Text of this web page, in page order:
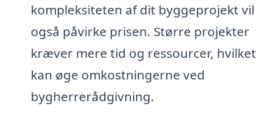
kompleksiteten af dit byggeprojekt vil
også påvirke prisen. Større projekter
kræver mere tid og ressourcer, hvilket
kan øge omkostningerne ved
bygherrerådgivning.